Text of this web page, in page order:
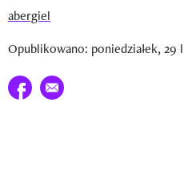
abergiel
Opublikowano: poniedziałek, 29
Udostępnij na facebook
E-mail do przyjaciela